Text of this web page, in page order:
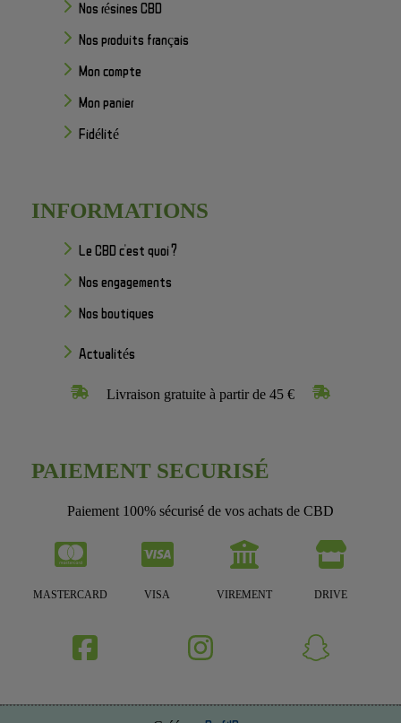
Nos résines CBD
Nos produits français
Mon compte
Mon panier
Fidélité
INFORMATIONS
Le CBD c'est quoi ?
Nos engagements
Nos boutiques
Actualités
Livraison gratuite à partir de 45 €
PAIEMENT SECURISÉ
Paiement 100% sécurisé de vos achats de CBD
MASTERCARD VISA VIREMENT DRIVE